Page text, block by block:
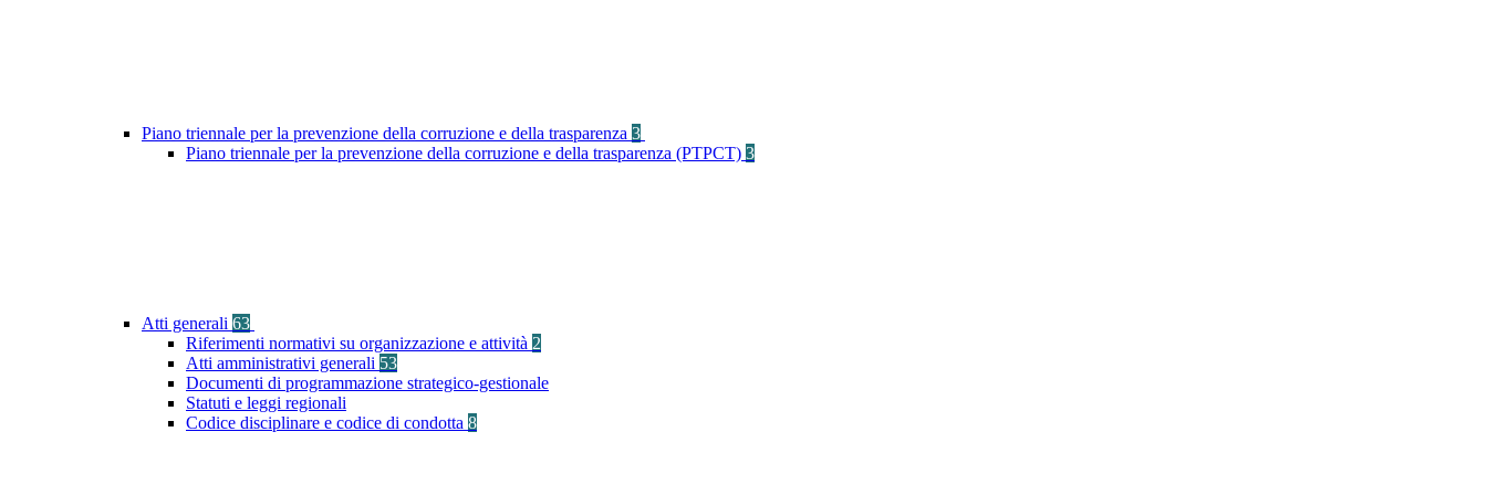
Piano triennale per la prevenzione della corruzione e della trasparenza 3
Piano triennale per la prevenzione della corruzione e della trasparenza (PTPCT) 3
Atti generali 63
Riferimenti normativi su organizzazione e attività 2
Atti amministrativi generali 53
Documenti di programmazione strategico-gestionale
Statuti e leggi regionali
Codice disciplinare e codice di condotta 8